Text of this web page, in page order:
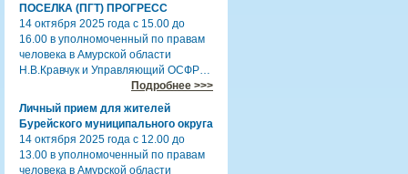
ПОСЕЛКА (ПГТ) ПРОГРЕСС
14 октября 2025 года с 15.00 до
16.00 в уполномоченный по правам
человека в Амурской области
Н.В.Кравчук и Управляющий ОСФР…
Подробнее >>>
Личный прием для жителей
Бурейского муниципального округа
14 октября 2025 года с 12.00 до
13.00 в уполномоченный по правам
человека в Амурской области